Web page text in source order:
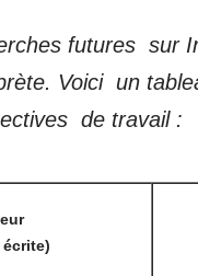
futures sur
Voici un
de travail :